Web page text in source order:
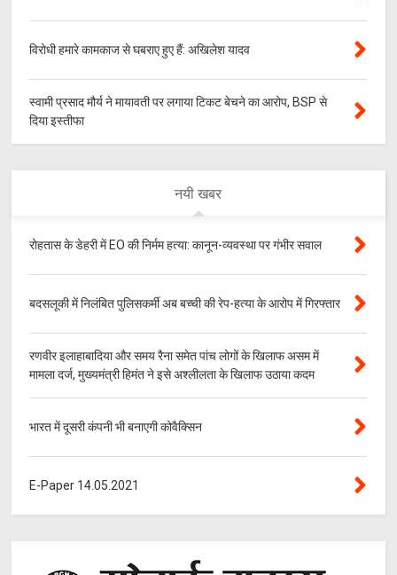
विरोधी हमारे कामकाज से घबराए हुए हैं: अखिलेश यादव
स्वामी प्रसाद मौर्य ने मायावती पर लगाया टिकट बेचने का आरोप, BSP से
दिया इस्तीफा
नयी खबर
रोहतास के डेहरी में EO की निर्मम हत्या: कानून-व्यवस्था पर गंभीर सवाल
बदसलूकी में निलंबित पुलिसकर्मी अब बच्ची की रेप-हत्या के आरोप में गिरफ्तार
रणवीर इलाहाबादिया और समय रैना समेत पांच लोगों के खिलाफ असम में
मामला दर्ज, मुख्यमंत्री हिमंत ने इसे अश्लीलता के खिलाफ उठाया कदम
भारत में दूसरी कंपनी भी बनाएगी कोवैक्सिन
E-Paper 14.05.2021